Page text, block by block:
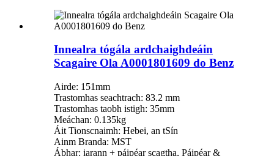
Innealra tógála ardchaighdeáin
Scagaire Ola A0001801609 do Benz
Airde: 151mm
Trastomhas seachtrach: 83.2 mm
Trastomhas taobh istigh: 35mm
Meáchan: 0.135kg
Áit Tionscnaimh: Hebei, an tSín
Ainm Branda: MST
Ábhar: iarann ​​+ páipéar scagtha, Páipéar &